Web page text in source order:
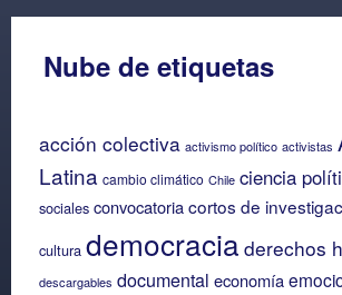
Nube de etiquetas
acción colectiva activismo político activistas
Latina cambio climático Chile ciencia
sociales convocatoriacortos de
cultura democracia derechos
descargables documental economía